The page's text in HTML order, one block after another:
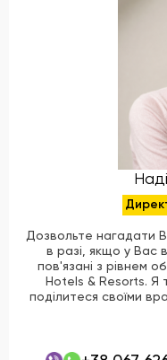
Дозвольте нагадати
в разі, якщо у Вас
пов'язані з рівнем
Hotels & Resorts. Я
поділитеся своїми